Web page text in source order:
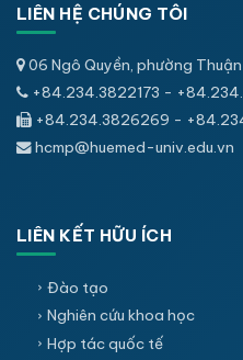
LIÊN HỆ CHÚNG TÔI
06 Ngô Quyền, phường
+84.234.3822173 -
+84.234.3826269 -
hcmp@huemed-univ.edu.vn
LIÊN KẾT HỮU ÍCH
Đào tạo
Nghiên cứu khoa học
Hợp tác quốc tế